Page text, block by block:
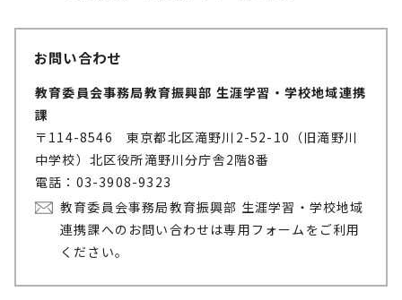
お問い合わせ
教育委員会事務局教育振興部 生涯学習・学校地域連携
課
〒114-8546 東京都北区滝野川2-52-10（旧滝野川
中学校）北区役所滝野川分庁舎2階8番
電話：03-3908-9323
教育委員会事務局教育振興部 生涯学習・学校地域
連携課へのお問い合わせは専用フォームをご利用
ください。